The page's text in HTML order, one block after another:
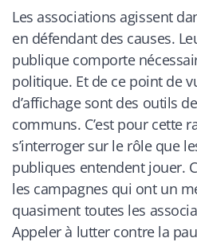
Les associations agissent
en défendant des causes.
publique comporte
politique. Et de ce point de
d’affichage sont des outils
communs. C’est pour cette
s’interroger sur le rôle que
publiques entendent jouer.
les campagnes qui ont un
quasiment toutes les
Appeler à lutter contre la